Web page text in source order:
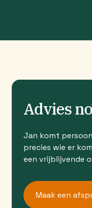
Advies
Jan komt
precies wie er
een vrijblijvende
Maak een